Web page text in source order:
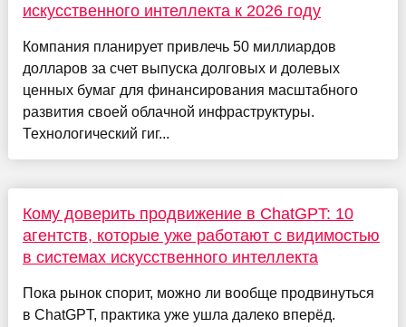
искусственного интеллекта к 2026 году
Компания планирует привлечь 50 миллиардов
долларов за счет выпуска долговых и долевых
ценных бумаг для финансирования масштабного
развития своей облачной инфраструктуры.
Технологический гиг...
Кому доверить продвижение в ChatGPT: 10
агентств, которые уже работают с видимостью
в системах искусственного интеллекта
Пока рынок спорит, можно ли вообще продвинуться
в ChatGPT, практика уже ушла далеко вперёд.